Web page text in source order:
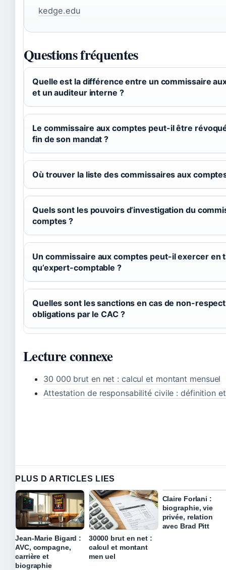
kedge.edu
Questions fréquentes
Quelle est la différence entre un commissaire
et un auditeur interne ?
Le commissaire aux comptes peut-il être
fin de son mandat ?
Où trouver la liste des commissaires aux
Quels sont les pouvoirs d’investigation du
comptes ?
Un commissaire aux comptes peut-il exercer en
qu’expert-comptable ?
Quelles sont les sanctions en cas de non-
obligations par le CAC ?
Lecture connexe
30 000 brut en net : calcul et montant mensuel
Attestation de responsabilité civile : définition
PLUS D ARTICLES LIES
Jean-Marie Bigard :
AVC, compagne,
carrière et
biographie
30000 brut en net :
calcul et montant
men uel
Claire Forlani :
biographie, vie
privée, relation
avec Brad Pitt